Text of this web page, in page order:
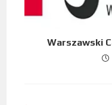
Warszawski